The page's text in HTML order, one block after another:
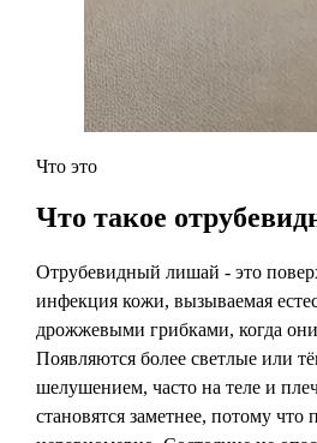
Что это
Что такое
Отрубевидный лишай - это
инфекция кожи, вызываемая
дрожжевыми грибками, когда
Появляются более светлые или
шелушением, часто на теле и
становятся заметнее, потому что